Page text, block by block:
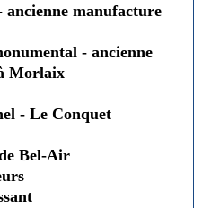
manufacture
- ancienne
Morlaix
- Le Conquet
Bel-Air